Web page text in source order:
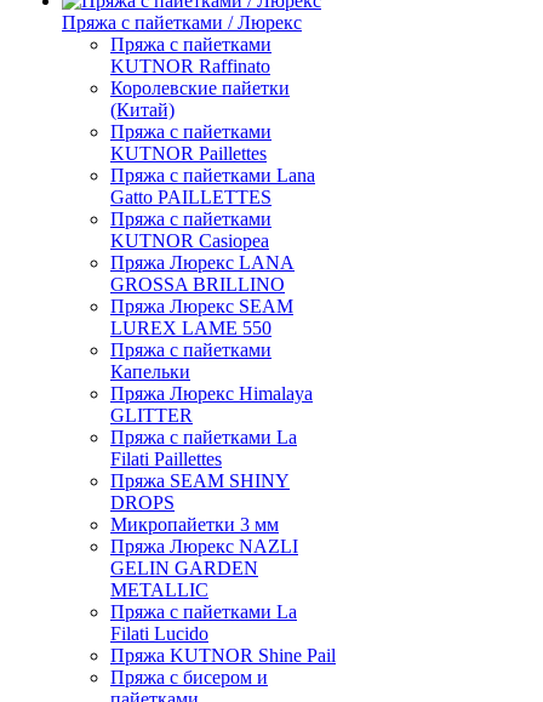
Пряжа с пайетками / Люрекс
Пряжа с пайетками
KUTNOR Raffinato
Королевские пайетки
(Китай)
Пряжа с пайетками
KUTNOR Paillettes
Пряжа с пайетками Lana
Gatto PAILLETTES
Пряжа с пайетками
KUTNOR Casiopea
Пряжа Люрекс LANA
GROSSA BRILLINO
Пряжа Люрекс SEAM
LUREX LAME 550
Пряжа с пайетками
Капельки
Пряжа Люрекс Himalaya
GLITTER
Пряжа с пайетками La
Filati Paillettes
Пряжа SEAM SHINY
DROPS
Микропайетки 3 мм
Пряжа Люрекс NAZLI
GELIN GARDEN
METALLIC
Пряжа с пайетками La
Filati Lucido
Пряжа KUTNOR Shine Pail
Пряжа с бисером и